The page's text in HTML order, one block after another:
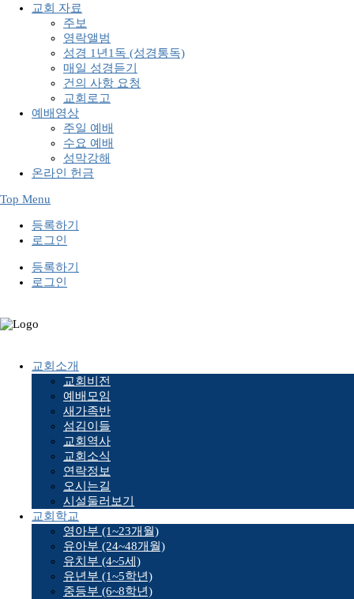
교회 자료
주보
영락앨범
성경 1년1독 (성경통독)
매일 성경듣기
건의 사항 요청
교회로고
예배영상
주일 예배
수요 예배
성막강해
온라인 헌금
Top Menu
등록하기
로그인
등록하기
로그인
교회소개
교회비전
예배모임
새가족반
섬김이들
교회역사
교회소식
연락정보
오시는길
시설둘러보기
교회학교
영아부 (1~23개월)
유아부 (24~48개월)
유치부 (4~5세)
유년부 (1~5학년)
중등부 (6~8학년)